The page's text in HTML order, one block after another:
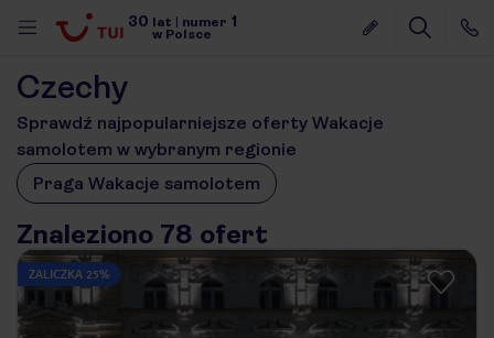
30 lat numer 1
w Polsce
Czechy
Sprawdź najpopularniejsze oferty Wakacje
samolotem w wybranym regionie
Praga Wakacje samolotem
Znaleziono 78 ofert
ZALICZKA 25%